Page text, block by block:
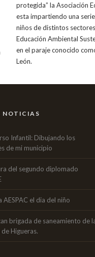
protegida” la Asociación
esta impartiendo una
niños de distintos
Educación Ambiental
en el paraje conocido
León.
NOTICIAS
Infantil: Dibujando los
de mi municipio
del segundo diplomado
AESPAC el dia del niño
brigada de saneamiento de
de Higueras.